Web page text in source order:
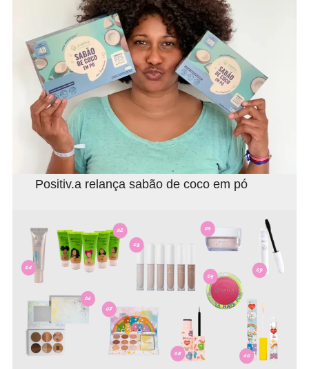
Positiv.a relança sabão de coco em pó